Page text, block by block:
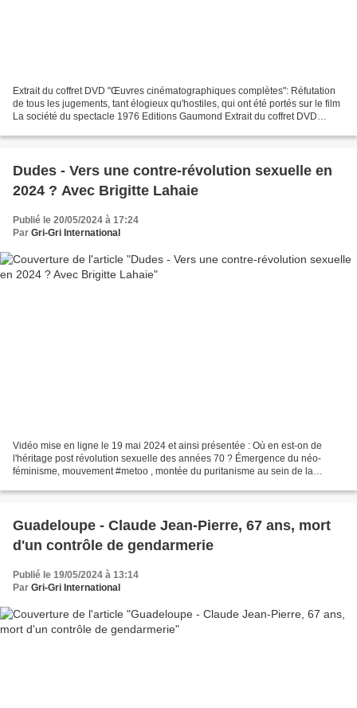
Extrait du coffret DVD "Œuvres cinématographiques complètes": Réfutation
de tous les jugements, tant élogieux qu'hostiles, qui ont été portés sur le film
La société du spectacle 1976 Editions Gaumond Extrait du coffret DVD
Dudes - Vers une contre-révolution sexuelle en
2024 ? Avec Brigitte Lahaie
Publié le 20/05/2024 à 17:24
Par Gri-Gri International
Vidéo mise en ligne le 19 mai 2024 et ainsi présentée : Où en est-on de
l'héritage post révolution sexuelle des années 70 ? Émergence du néo-
féminisme, mouvement #metoo , montée du puritanisme au sein de la
Guadeloupe - Claude Jean-Pierre, 67 ans, mort
d'un contrôle de gendarmerie
Publié le 19/05/2024 à 13:14
Par Gri-Gri International